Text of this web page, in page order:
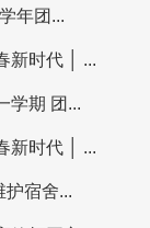
年团...
新时代 │ ...
学期 团...
新时代 │ ...
护宿舍...